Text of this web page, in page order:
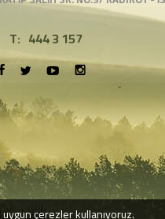
T: 444 3 157
çerezler kullanıyoruz.